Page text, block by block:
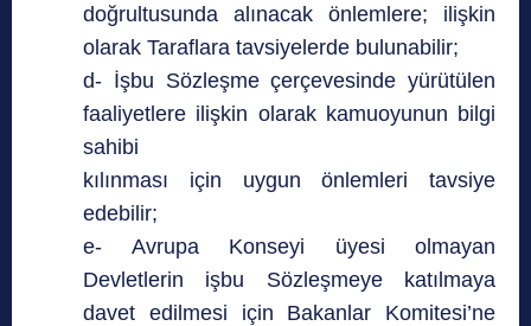
doğrultusunda alınacak önlemlere; ilişkin
olarak Taraflara tavsiyelerde bulunabilir;
d- İşbu Sözleşme çerçevesinde yürütülen
faaliyetlere ilişkin olarak kamuoyunun bilgi
sahibi
kılınması için uygun önlemleri tavsiye
edebilir;
e- Avrupa Konseyi üyesi olmayan
Devletlerin işbu Sözleşmeye katılmaya
davet edilmesi için Bakanlar Komitesi’ne